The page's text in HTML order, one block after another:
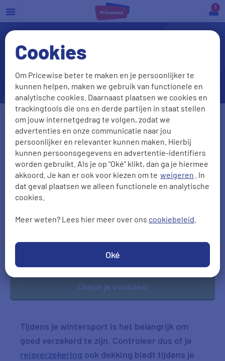
Cookies
Om Pricewise beter te maken en je persoonlijker te
kunnen helpen, maken we gebruik van functionele en
analytische cookies. Daarnaast plaatsen we cookies en
trackingtools die ons en derde partijen in staat stellen
om jouw internetgedrag te volgen, zodat we
advertenties en onze communicatie naar jou
persoonlijker en relevanter kunnen maken. Hierbij
kunnen persoonsgegevens en advertentie-identifiers
worden gebruikt. Als je op “Oké” klikt, dan ga je hiermee
akkoord. Je kan er ook voor kiezen om te weigeren . In
dat geval plaatsen we alleen functionele en analytische
cookies.
Meer weten? Lees hier meer over ons cookiebeleid
Oké
a
Is mijn wintersport ook
gedekt onder mijn
reisverzekering?
Postcode Huisnr + Toevoeging
Geboortedatum
DD-MM-JJJJ
Gezinsleden meeverzekeren?
Check je voordeel
Tijdens je wintersport is het belangrijk om
goed verzekerd te zijn. Controleer dus of je
reisverzekering ook dekking biedt tijdens je